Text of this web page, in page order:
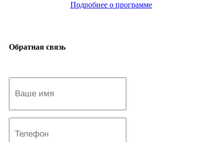
Подробнее о программе
Обратная связь